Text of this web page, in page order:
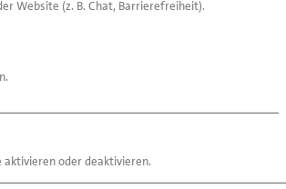
Website (z. B. Chat, Barrierefreiheit).
oder deaktivieren.